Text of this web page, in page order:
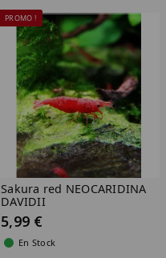
PROMO !
Sakura red NEOCARIDINA
DAVIDII
5,99 €
En Stock